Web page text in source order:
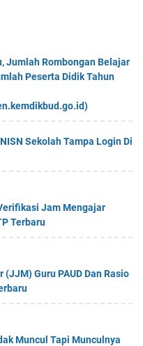
Jumlah Rombongan Belajar
Peserta Didik Tahun
Sekolah Tampa Login Di
Jam Mengajar
Terbaru
Guru PAUD Dan Rasio
Muncul Tapi Munculnya